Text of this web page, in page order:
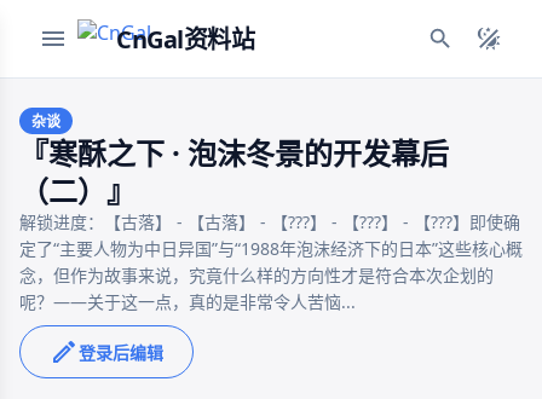
CnGal资料站
杂谈
『寒酥之下 · 泡沫冬景的开发幕后
（二）』
解锁进度：【古落】 - 【古落】 - 【???】 - 【???】 - 【???】即使确
定了“主要人物为中日异国”与“1988年泡沫经济下的日本”这些核心概
念，但作为故事来说，究竟什么样的方向性才是符合本次企划的
呢？——关于这一点，真的是非常令人苦恼...
登录后编辑